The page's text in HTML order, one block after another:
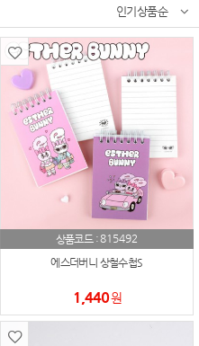
인기상품순
상품코드 :815492
에스더버니 상철수첩S
1,440원